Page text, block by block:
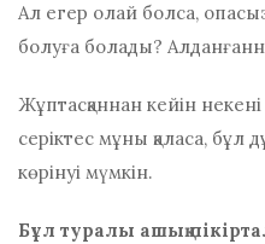
Ал егер олай болса,
болуға болады?
Жұптасқаннан кейін некені
серіктес мұны қаласа, бұл
көрінуі мүмкін.
Бұл туралы ашық